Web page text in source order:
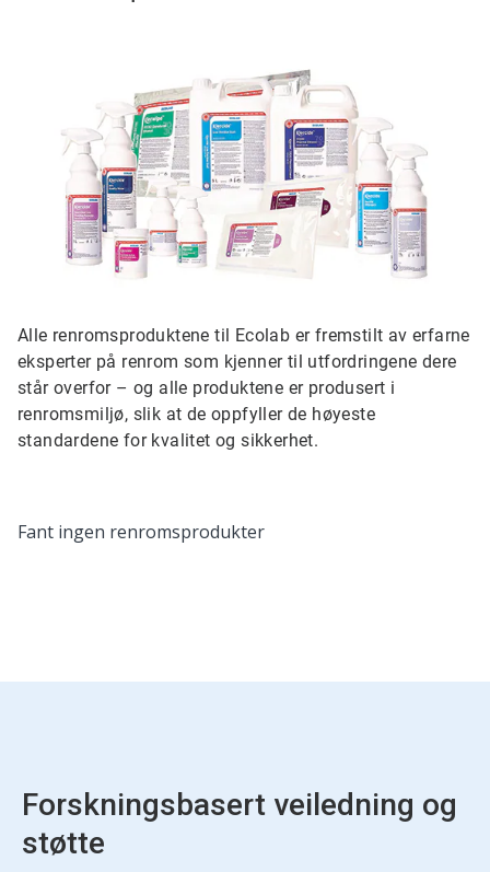
Alle renromsproduktene til Ecolab er fremstilt av erfarne
eksperter på renrom som kjenner til utfordringene dere
står overfor – og alle produktene er produsert i
renromsmiljø, slik at de oppfyller de høyeste
standardene for kvalitet og sikkerhet.
Dette
hopp
til
et
lysbilde
Fant ingen renromsprodukter
Forskningsbasert veiledning og
støtte